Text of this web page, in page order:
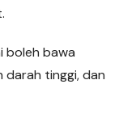
boleh bawa
darah tinggi, dan